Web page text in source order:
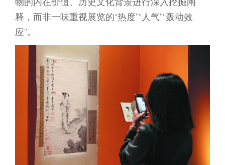
释，而非一味重视展览的“热度”“人气”“轰动效
应”。